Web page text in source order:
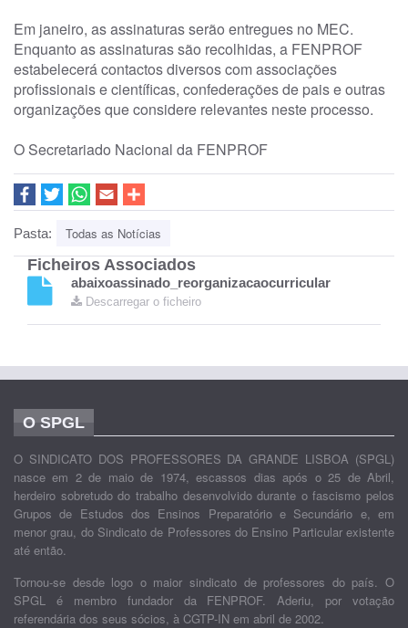
Em janeiro, as assinaturas serão entregues no MEC.
Enquanto as assinaturas são recolhidas, a FENPROF
estabelecerá contactos diversos com associações
profissionais e científicas, confederações de pais e outras
organizações que considere relevantes neste processo.
O Secretariado Nacional da FENPROF
Pasta: Todas as Notícias
Ficheiros Associados
abaixoassinado_reorganizacaocurricular
Descarregar o ficheiro
O SPGL
O SINDICATO DOS PROFESSORES DA GRANDE LISBOA (SPGL)
nasce em 2 de maio de 1974, escassos dias após o 25 de Abril,
herdeiro sobretudo do trabalho desenvolvido durante o fascismo pelos
Grupos de Estudos dos Ensinos Preparatório e Secundário e, em
menor grau, do Sindicato de Professores do Ensino Particular existente
até então.
Tornou-se desde logo o maior sindicato de professores do país. O
SPGL é membro fundador da FENPROF. Aderiu, por votação
referendária dos seus sócios, à CGTP-IN em abril de 2002.